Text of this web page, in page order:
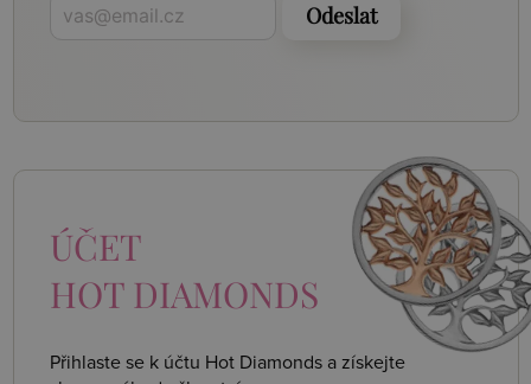
Odeslat
ÚČET
HOT DIAMONDS
Přihlaste se k účtu Hot Diamonds a získejte